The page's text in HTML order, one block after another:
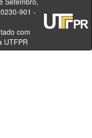
901 -
Brasil
com
UTFPR